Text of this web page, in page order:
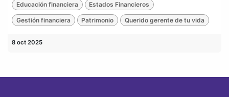
Educación financiera Estados Financieros
Gestión financiera Patrimonio Querido gerente de tu vida
8 oct 2025